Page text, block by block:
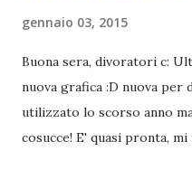
gennaio 03, 2015
Buona sera, divoratori c:
nuova grafica :D nuova per
utilizzato lo scorso anno
cosucce! E' quasi pronta,